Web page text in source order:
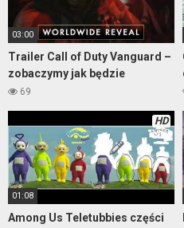
03:00
Trailer Call of Duty Vanguard –
zobaczymy jak będzie
naprawdę
69
HD
01:08
Among Us Teletubbies części